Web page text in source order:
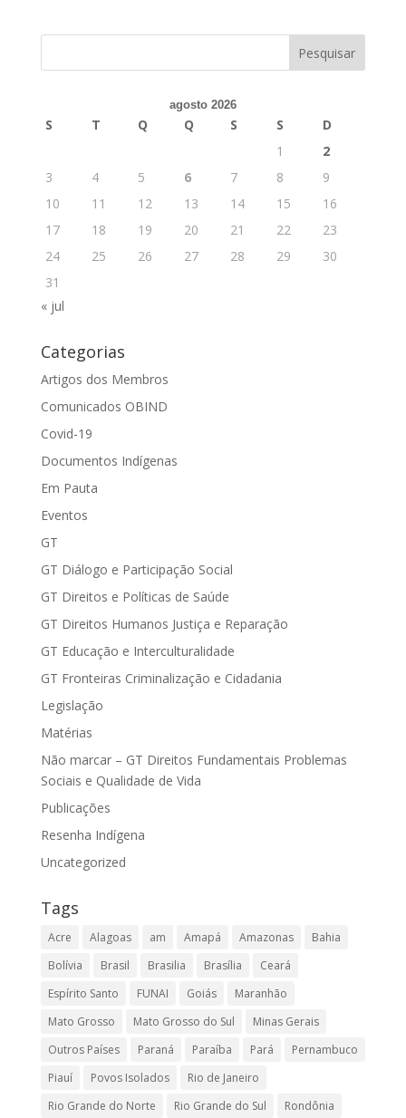
agosto 2026
S T Q Q S S
D
1
2
3
4 5 6 7 8
9
10
11 12 13 14 15
16
17
18 19 20 21 22
23
24
25 26 27 28 29
30
31
« jul
Categorias
Artigos dos Membros
Comunicados OBIND
Covid-19
Documentos Indígenas
Em Pauta
Eventos
GT
GT Diálogo e Participação Social
GT Direitos e Políticas de Saúde
GT Direitos Humanos Justiça e Reparação
GT Educação e Interculturalidade
GT Fronteiras Criminalização e Cidadania
Legislação
Matérias
Não marcar – GT Direitos Fundamentais Problemas
Sociais e Qualidade de Vida
Publicações
Resenha Indígena
Uncategorized
Tags
Acre Alagoas am Amapá Amazonas
Bahia
Bolívia
Brasil Brasilia Brasília
Ceará
Espírito Santo
FUNAI Goiás
Maranhão
Mato Grosso
Mato Grosso do Sul
Minas Gerais
Outros Países
Paraná Paraíba Pará
Pernambuco
Piauí
Povos Isolados
Rio de Janeiro
Rio Grande do Norte
Rio Grande do Sul
Rondônia